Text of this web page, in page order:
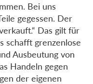
Bei uns
gegessen. Der
Das gilt für
schafft grenzenlose
Ausbeutung von
Handeln gegen
der eigenen